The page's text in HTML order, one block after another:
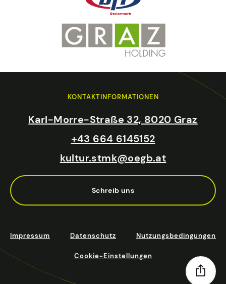
KONTAKTINFORMATIONEN
Karl-Morre-Straße 32, 8020 Graz
+43 664 6145152
kultur.stmk@oegb.at
Schreib uns
Impressum Datenschutz Nutzungsbedingungen
Cookie-Einstellungen